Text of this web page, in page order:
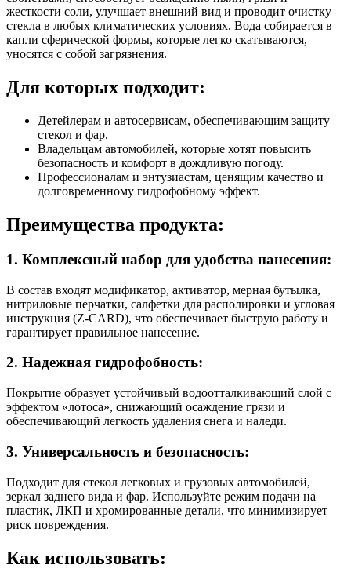
жесткости соли, улучшает внешний вид и проводит очистку
стекла в любых климатических условиях. Вода собирается в
капли сферической формы, которые легко скатываются,
уносятся с собой загрязнения.
Для которых подходит:
Детейлерам и автосервисам, обеспечивающим защиту
стекол и фар.
Владельцам автомобилей, которые хотят повысить
безопасность и комфорт в дождливую погоду.
Профессионалам и энтузиастам, ценящим качество и
долговременному гидрофобному эффект.
Преимущества продукта:
1. Комплексный набор для удобства нанесения:
В состав входят модификатор, активатор, мерная бутылка,
нитриловые перчатки, салфетки для располировки и угловая
инструкция (Z-CARD), что обеспечивает быструю работу и
гарантирует правильное нанесение.
2. Надежная гидрофобность:
Покрытие образует устойчивый водоотталкивающий слой с
эффектом «лотоса», снижающий осаждение грязи и
обеспечивающий легкость удаления снега и наледи.
3. Универсальность и безопасность:
Подходит для стекол легковых и грузовых автомобилей,
зеркал заднего вида и фар. Используйте режим подачи на
пластик, ЛКП и хромированные детали, что минимизирует
риск повреждения.
Как использовать: